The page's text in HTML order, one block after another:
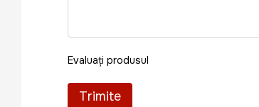
Evaluați produsul
Trimite